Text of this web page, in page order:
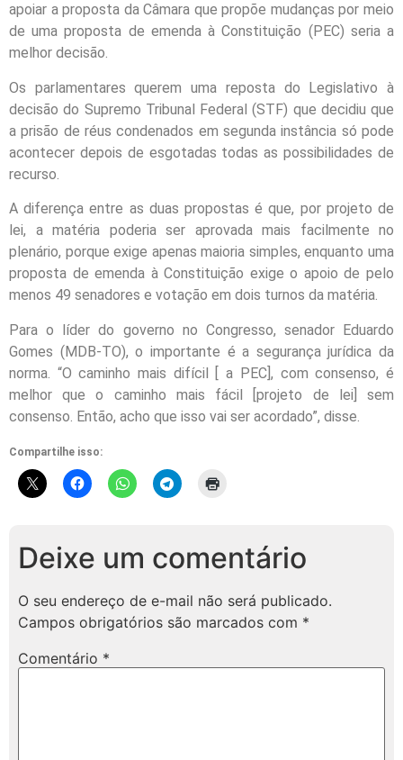
apoiar a proposta da Câmara que propõe mudanças por meio
de uma proposta de emenda à Constituição (PEC) seria a
melhor decisão.
Os parlamentares querem uma reposta do Legislativo à
decisão do Supremo Tribunal Federal (STF) que decidiu que
a prisão de réus condenados em segunda instância só pode
acontecer depois de esgotadas todas as possibilidades de
recurso.
A diferença entre as duas propostas é que, por projeto de
lei, a matéria poderia ser aprovada mais facilmente no
plenário, porque exige apenas maioria simples, enquanto uma
proposta de emenda à Constituição exige o apoio de pelo
menos 49 senadores e votação em dois turnos da matéria.
Para o líder do governo no Congresso, senador Eduardo
Gomes (MDB-TO), o importante é a segurança jurídica da
norma. “O caminho mais difícil [ a PEC], com consenso, é
melhor que o caminho mais fácil [projeto de lei] sem
consenso. Então, acho que isso vai ser acordado”, disse.
Compartilhe isso:
Deixe um comentário
O seu endereço de e-mail não será publicado.
Campos obrigatórios são marcados com *
Comentário *